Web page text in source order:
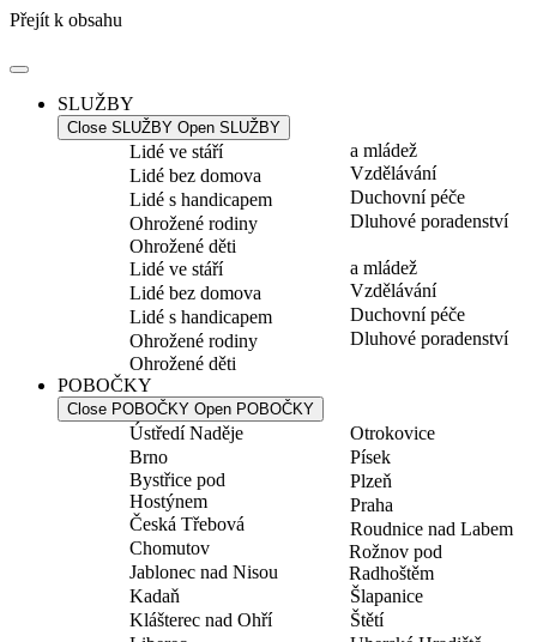
Přejít k obsahu
SLUŽBY
Close SLUŽBY Open SLUŽBY
Lidé ve stáří
Lidé bez domova
Lidé s handicapem
Ohrožené rodiny
Ohrožené děti
a mládež
Vzdělávání
Duchovní péče
Dluhové poradenství
Lidé ve stáří
Lidé bez domova
Lidé s handicapem
Ohrožené rodiny
Ohrožené děti
a mládež
Vzdělávání
Duchovní péče
Dluhové poradenství
POBOČKY
Close POBOČKY Open POBOČKY
Ústředí Naděje
Brno
Bystřice pod
Hostýnem
Česká Třebová
Chomutov
Jablonec nad Nisou
Kadaň
Klášterec nad Ohří
Otrokovice
Písek
Plzeň
Praha
Roudnice nad Labem
Rožnov pod
Radhoštěm
Šlapanice
Štětí